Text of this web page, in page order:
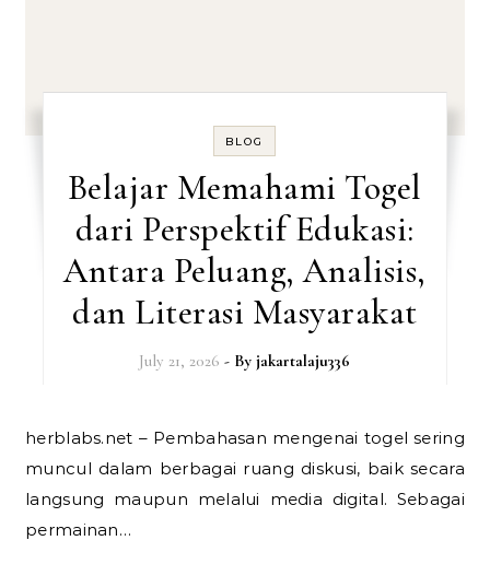
BLOG
Belajar Memahami Togel
dari Perspektif Edukasi:
Antara Peluang, Analisis,
dan Literasi Masyarakat
July 21, 2026 - Byjakartalaju336
herblabs.net – Pembahasan mengenai togel sering
muncul dalam berbagai ruang diskusi, baik secara
langsung maupun melalui media digital. Sebagai
permainan…